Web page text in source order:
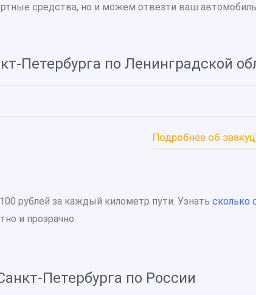
средства, но и можем отвезти ваш
Петербурга по Ленинградской
Подробнее об
рублей за каждый километр пути. Узнать сколько
и прозрачно.
Петербурга по России